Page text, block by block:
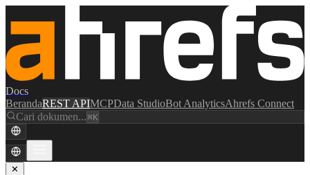
Docs
BerandaREST APIMCPData StudioBot AnalyticsAhrefs Connect
Cari dokumen...⌘K
✕